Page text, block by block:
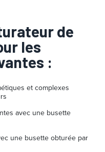
de
les
:
et complexes
avec une busette
une busette obturée par